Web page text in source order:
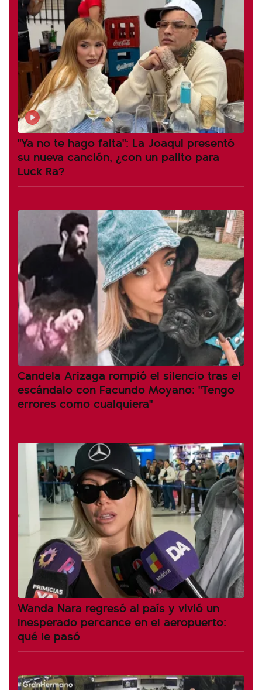
"Ya no te hago falta": La Joaqui presentó
su nueva canción, ¿con un palito para
Luck Ra?
Candela Arizaga rompió el silencio tras el
escándalo con Facundo Moyano: "Tengo
errores como cualquiera"
Wanda Nara regresó al país y vivió un
inesperado percance en el aeropuerto:
qué le pasó